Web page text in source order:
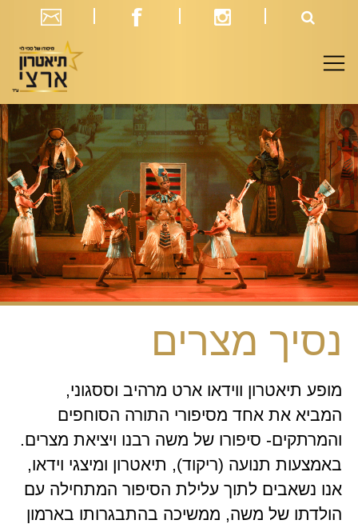
נסיך מצרים
מופע תיאטרון ווידאו ארט מרהיב וססגוני,
המביא את אחד מסיפורי התורה הסוחפים
והמרתקים- סיפורו של משה רבנו ויציאת מצרים.
באמצעות תנועה (ריקוד), תיאטרון ומיצגי וידאו,
אנו נשאבים לתוך עלילת הסיפור המתחילה עם
הולדתו של משה, ממשיכה בהתבגרותו בארמון